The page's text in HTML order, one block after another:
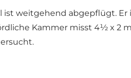
ist weitgehend abgepflügt.
Kammer misst 4½ x 2